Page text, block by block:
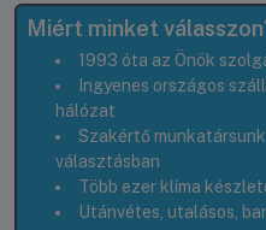
Miért minket
1993 óta az Önök
Ingyenes országos
hálózat
Szakértő
választásban
Több ezer klíma
Utánvétes, utalásos,